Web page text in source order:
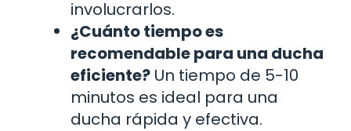
involucrarlos.
¿Cuánto tiempo es
recomendable para una ducha
eficiente? Un tiempo de 5-10
minutos es ideal para una
ducha rápida y efectiva.